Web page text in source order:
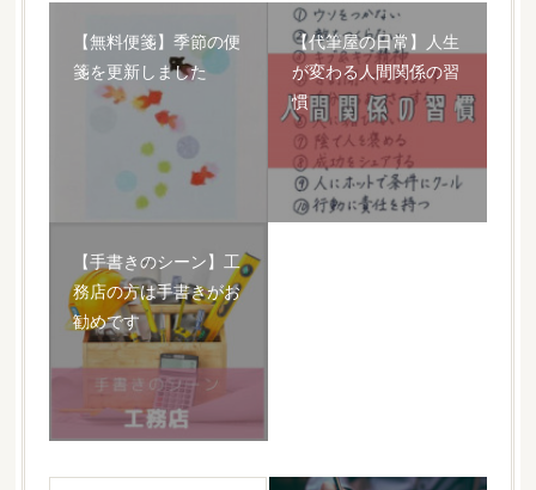
【無料便箋】季節の便
箋を更新しました
【代筆屋の日常】人生
が変わる人間関係の習
慣
【手書きのシーン】工
務店の方は手書きがお
勧めです